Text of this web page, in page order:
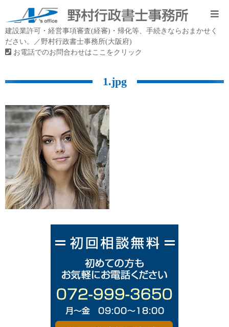
建設業許可・経営事項審査(経審)・帰化等、手続きならおまかせく
ださい。／野村行政書士事務所(大阪府)
お電話でのお問合わせはここをクリック
1.jpg